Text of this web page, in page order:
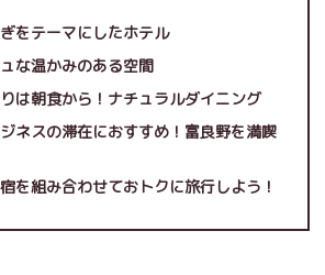
をテーマにしたホテル
な温かみのある空間
は朝食から！ナチュラルダイニング
ネスの滞在におすすめ！富良野を満喫
を組み合わせておトクに旅行しよう！